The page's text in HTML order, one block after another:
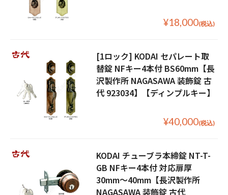
¥18,000(税込)
[1ロック] KODAI セパレート取
替錠 NFキー4本付 BS60mm【長
沢製作所 NAGASAWA 装飾錠 古
代 923034】【ディンプルキー】
¥40,000(税込)
KODAI チューブラ本締錠 NT-T-
GB NFキー4本付 対応扉厚
30mm〜40mm【長沢製作所
NAGASAWA 装飾錠 古代